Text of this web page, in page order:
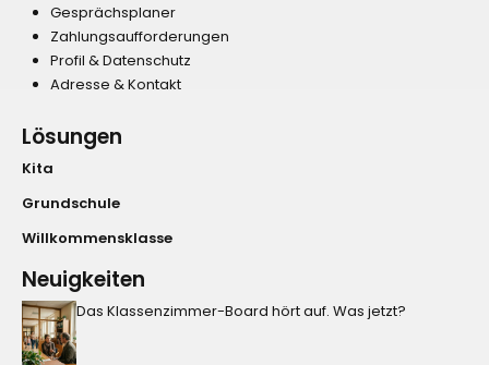
Gesprächsplaner
Zahlungsaufforderungen
Profil & Datenschutz
Adresse & Kontakt
Lösungen
Kita
Grundschule
Willkommensklasse
Neuigkeiten
Das Klassenzimmer-Board hört auf. Was jetzt?